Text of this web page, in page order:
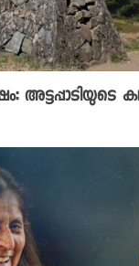
അട്ടപ്പാടിയുടെ